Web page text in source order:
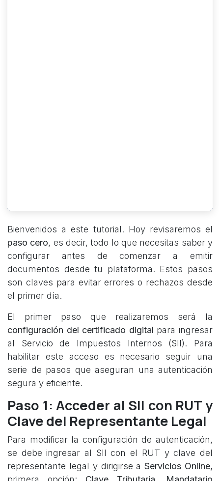
Bienvenidos a este tutorial. Hoy revisaremos el
paso cero, es decir, todo lo que necesitas saber y
configurar antes de comenzar a emitir
documentos desde tu plataforma. Estos pasos
son claves para evitar errores o rechazos desde
el primer día.
El primer paso que realizaremos será la
configuración del certificado digital para ingresar
al Servicio de Impuestos Internos (SII). Para
habilitar este acceso es necesario seguir una
serie de pasos que aseguran una autenticación
segura y eficiente.
Paso 1: Acceder al SII con RUT y
Clave del Representante Legal
Para modificar la configuración de autenticación,
se debe ingresar al SII con el RUT y clave del
representante legal y dirigirse aServicios Online,